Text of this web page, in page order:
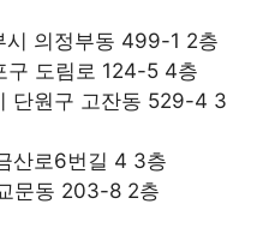
시 의정부동 499-1 2층
구 도림로 124-5 4층
단원구 고잔동 529-4 3
산로6번길 4 3층
문동 203-8 2층